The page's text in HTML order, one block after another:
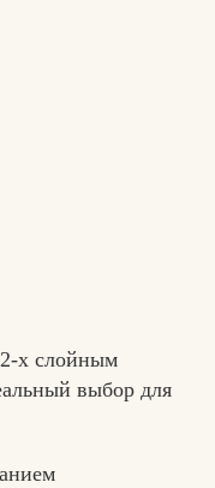
х слойным
выбор для